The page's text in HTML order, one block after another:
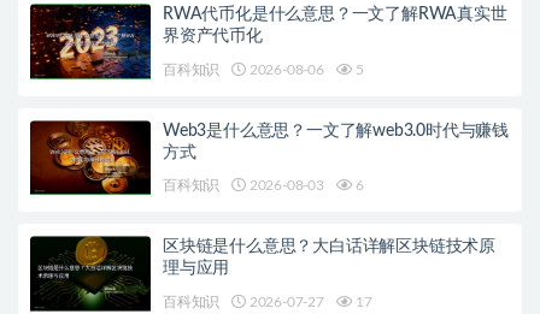
RWA代币化是什么意思？一文了解RWA真实世
界资产代币化
百科知识 2026-08-06 5
Web3是什么意思？一文了解web3.0时代与赚钱
方式
百科知识 2026-08-03 6
区块链是什么意思？大白话详解区块链技术原
理与应用
百科知识 2026-07-27 17